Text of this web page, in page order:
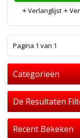
Verlanglijst
Pagina 1 van 1
Categorieën
De Resultaten
Recent Bekeken